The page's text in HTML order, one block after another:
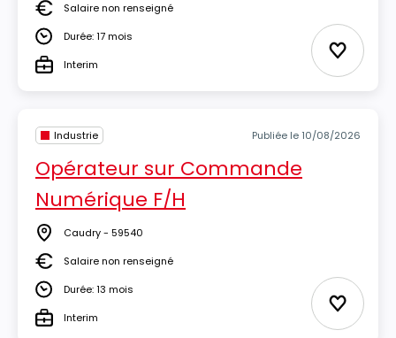
SalaireSalaire non renseigné
DuréeDurée: 17 mois
TypeInterim Ajouter
Industrie Publiée le 10/08/2026
Opérateur sur Commande
Numérique F/H
Lieu Caudry - 59540
SalaireSalaire non renseigné
DuréeDurée: 13 mois
TypeInterim Ajouter